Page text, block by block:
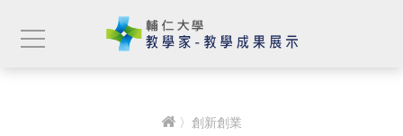
〉創新創業